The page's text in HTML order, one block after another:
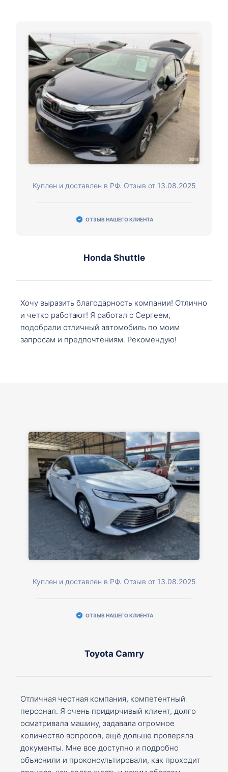
Куплен и доставлен в РФ. Отзыв от 13.08.2025
ОТЗЫВ НАШЕГО КЛИЕНТА
Honda Shuttle
Хочу выразить благодарность компании! Отлично
и четко работают! Я работал с Сергеем,
подобрали отличный автомобиль по моим
запросам и предпочтениям. Рекомендую!
Куплен и доставлен в РФ. Отзыв от 13.08.2025
ОТЗЫВ НАШЕГО КЛИЕНТА
Toyota Camry
Отличная честная компания, компетентный
персонал. Я очень придирчивый клиент, долго
осматривала машину, задавала огромное
количество вопросов, ещё дольше проверяла
документы. Мне все доступно и подробно
объяснили и проконсультировали, как проходит